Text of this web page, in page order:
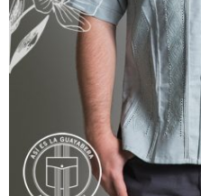
Azul Marino
Kaki
Verde Cemento